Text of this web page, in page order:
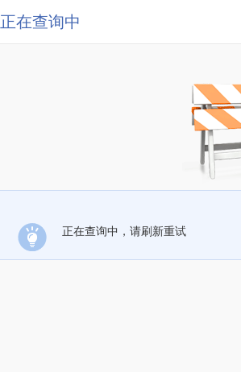
正在查询中
正在查询中，请刷新重试